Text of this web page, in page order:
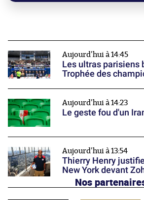
Aujourd'hui à 14:45
Les ultras parisiens
Trophée des
Aujourd'hui à 14:23
Le geste fou d'un
Aujourd'hui à 13:54
Thierry Henry
New York devant
Nos